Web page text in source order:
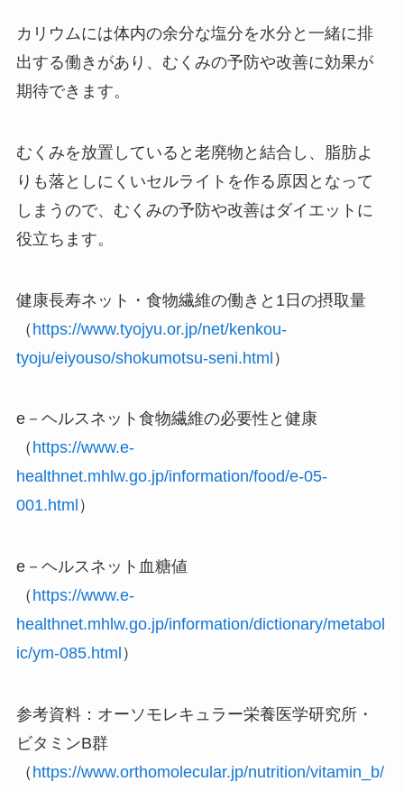
カリウムには体内の余分な塩分を水分と一緒に排
出する働きがあり、むくみの予防や改善に効果が
期待できます。
むくみを放置していると老廃物と結合し、脂肪よ
りも落としにくいセルライトを作る原因となって
しまうので、むくみの予防や改善はダイエットに
役立ちます。
健康長寿ネット・食物繊維の働きと1日の摂取量
（ https://www.tyojyu.or.jp/net/kenkou-
tyoju/eiyouso/shokumotsu-seni.html ）
e－ヘルスネット食物繊維の必要性と健康
（ https://www.e-
healthnet.mhlw.go.jp/information/food/e-05-
001.html ）
e－ヘルスネット血糖値
（ https://www.e-
healthnet.mhlw.go.jp/information/dictionary/metabol
ic/ym-085.html ）
参考資料：オーソモレキュラー栄養医学研究所・
ビタミンB群
（ https://www.orthomolecular.jp/nutrition/vitamin_b/